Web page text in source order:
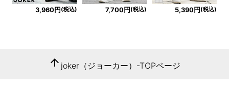
3,960円 (税込) 7,700円 (税込) 5,390円 (税込)
arrow_upward joker（ジョーカー）-TOPページ